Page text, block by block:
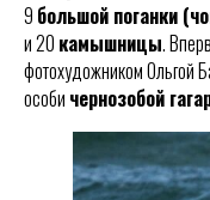
9 большой поганки
и 20 камышницы.
фотохудожником Ольгой
особи чернозобой